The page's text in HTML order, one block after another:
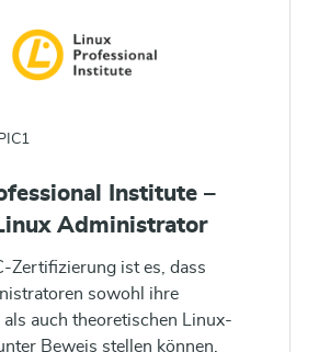
Institute –
Administrator
Zertifizierung ist es, dass
sowohl ihre
als auch theoretischen Linux-
Beweis stellen können.